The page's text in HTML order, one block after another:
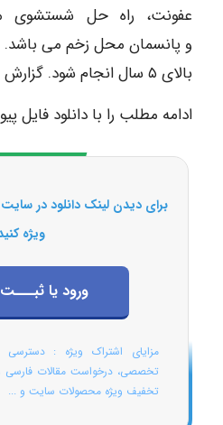
عفونت، راه حل
و پانسمان محل زخم می باشد.
بالای ۵ سال انجام شود. گزارش بیماری الزامی است.
ادامه مطلب را با دانلود فایل
برای دیدن لینک دانلود در
ویژه
ورود یا
مزایای اشتراک ویژه : دسترسی
تخصصی، درخواست مقالات فارسی و
تخفیف ویژه محصولات سایت و ...